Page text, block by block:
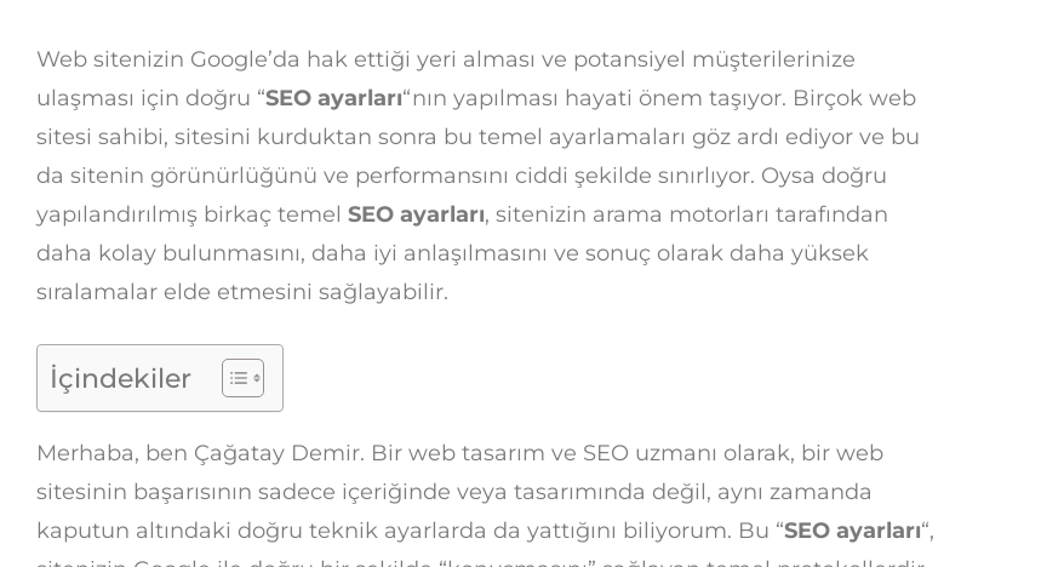
Web sitenizin Google’da hak ettiği yeri alması ve potansiyel müşterilerinize
ulaşması için doğru “SEO ayarları“nın yapılması hayati önem taşıyor. Birçok web
sitesi sahibi, sitesini kurduktan sonra bu temel ayarlamaları göz ardı ediyor ve bu
da sitenin görünürlüğünü ve performansını ciddi şekilde sınırlıyor. Oysa doğru
yapılandırılmış birkaç temel SEO ayarları, sitenizin arama motorları tarafından
daha kolay bulunmasını, daha iyi anlaşılmasını ve sonuç olarak daha yüksek
sıralamalar elde etmesini sağlayabilir.
İçindekiler
Merhaba, ben Çağatay Demir. Bir web tasarım ve SEO uzmanı olarak, bir web
sitesinin başarısının sadece içeriğinde veya tasarımında değil, aynı zamanda
kaputun altındaki doğru teknik ayarlarda da yattığını biliyorum. Bu “SEO ayarları“,